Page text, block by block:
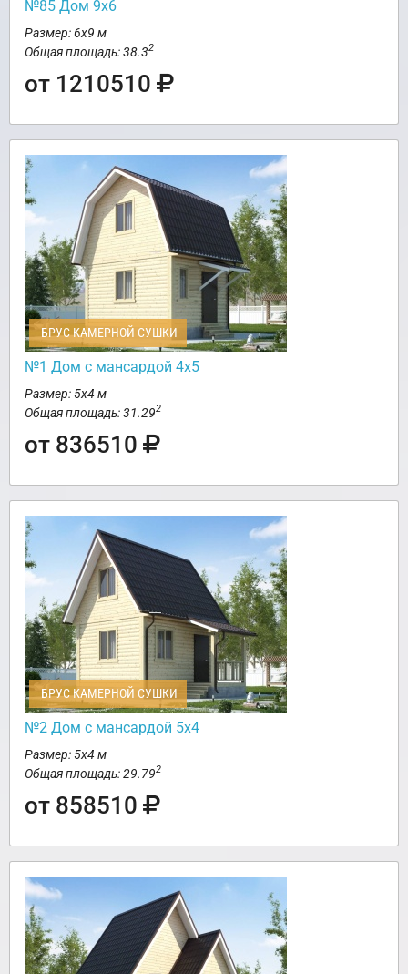
№85 Дом 9х6
Размер: 6х9 м
Общая площадь: 38.32
от 1210510
БРУС КАМЕРНОЙ СУШКИ
№1 Дом с мансардой 4х5
Размер: 5х4 м
Общая площадь: 31.292
от 836510
БРУС КАМЕРНОЙ СУШКИ
№2 Дом с мансардой 5х4
Размер: 5х4 м
Общая площадь: 29.792
от 858510